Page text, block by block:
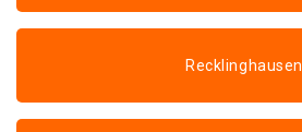
Recklinghausen